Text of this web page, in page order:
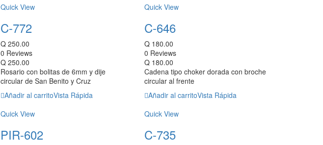
Quick View
C-772
Q 250.00
0 Reviews
Q 250.00
Rosario con bolitas de 6mm y dije
circular de San Benito y Cruz
Añadir al carritoVista Rápida
Quick View
C-646
Q180.00
0 Reviews
Q180.00
Cadena tipo choker dorada con broche
circular al frente
Añadir al carritoVista Rápida
Quick View
PIR-602
Quick View
C-735